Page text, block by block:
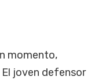
momento,
El joven defensor